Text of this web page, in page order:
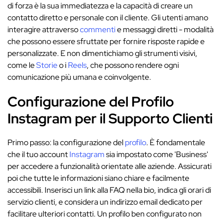
di forza è la sua immediatezza e la capacità di creare un
contatto diretto e personale con il cliente. Gli utenti amano
interagire attraversocommentie messaggi diretti - modalità
che possono essere sfruttate per fornire risposte rapide e
personalizzate. E non dimentichiamo gli strumenti visivi,
come leStorieo iReels, che possono rendere ogni
comunicazione più umana e coinvolgente.
Configurazione del Profilo
Instagram per il Supporto Clienti
Primo passo: la configurazione delprofilo. È fondamentale
che il tuo accountInstagramsia impostato come 'Business'
per accedere a funzionalità orientate alle aziende. Assicurati
poi che tutte le informazioni siano chiare e facilmente
accessibili. Inserisci un link alla FAQ nella bio, indica gli orari di
servizio clienti, e considera un indirizzo email dedicato per
facilitare ulteriori contatti. Un profilo ben configurato non